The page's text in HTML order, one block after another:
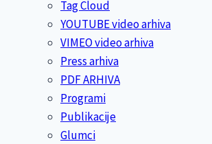
Tag Cloud
YOUTUBE video arhiva
VIMEO video arhiva
Press arhiva
PDF ARHIVA
Programi
Publikacije
Glumci